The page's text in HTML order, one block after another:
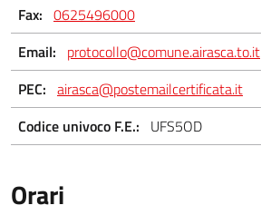
Fax: 0625496000
Email: protocollo@comune.airasca.to.it
PEC: airasca@postemailcertificata.it
Codice univoco F.E.: UFS5OD
Orari